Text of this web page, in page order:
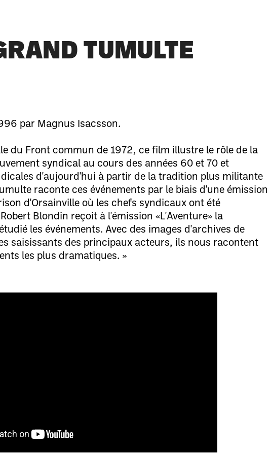
TUMULTE
par Magnus Isacsson.
du Front commun de 1972, ce film illustre le rôle de la
syndical au cours des années 60 et 70 et
d'aujourd'hui à partir de la tradition plus militante
raconte ces événements par le biais d'une émission
d'Orsainville où les chefs syndicaux ont été
Blondin reçoit à l'émission «L'Aventure» la
les événements. Avec des images d'archives de
saisissants des principaux acteurs, ils nous racontent
les plus dramatiques. »